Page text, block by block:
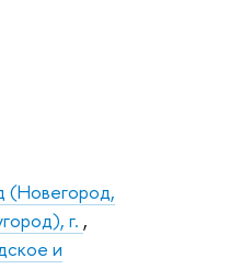
(Новегород,
г. ,
и